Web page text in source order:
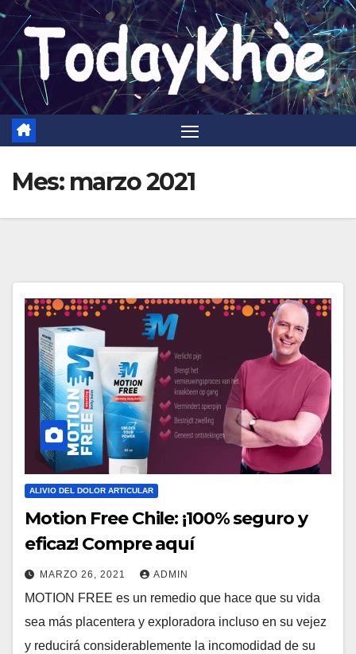
Saltar
contenido
Mes: marzo 2021
ALIVIO DEL DOLOR ARTICULAR
Motion Free Chile: ¡100% seguro y
eficaz! Compre aquí
MARZO 26, 2021 ADMIN
MOTION FREE es un remedio que hace que su vida
sea más placentera y exploradora incluso en su vejez
y reducirá considerablemente la incomodidad de su